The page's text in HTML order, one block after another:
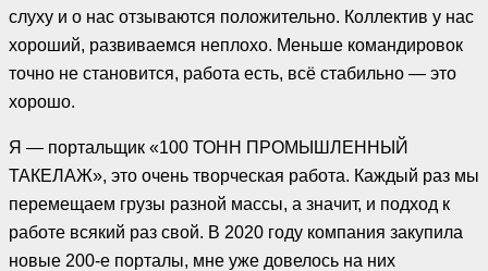
слуху и о нас отзываются положительно. Коллектив у нас
хороший, развиваемся неплохо. Меньше командировок
точно не становится, работа есть, всё стабильно — это
хорошо.
Я — портальщик «100 ТОНН ПРОМЫШЛЕННЫЙ
ТАКЕЛАЖ», это очень творческая работа. Каждый раз мы
перемещаем грузы разной массы, а значит, и подход к
работе всякий раз свой. В 2020 году компания закупила
новые 200-е порталы, мне уже довелось на них